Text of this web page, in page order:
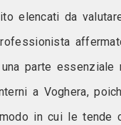
elencati da
parte essenziale
a Voghera,
in cui le tende